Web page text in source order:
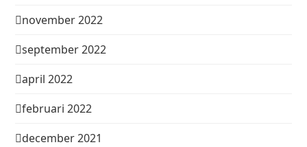
november 2022
september 2022
april 2022
februari 2022
december 2021